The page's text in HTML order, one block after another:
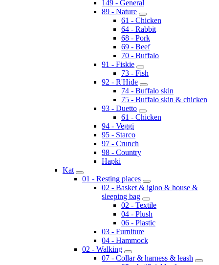
149 - General
89 - Nature
61 - Chicken
64 - Rabbit
68 - Pork
69 - Beef
70 - Buffalo
91 - Fiskie
73 - Fish
92 - R'Hide
74 - Buffalo skin
75 - Buffalo skin & chicken
93 - Duetto
61 - Chicken
94 - Veggi
95 - Starco
97 - Crunch
98 - Country
Hapki
Kat
01 - Resting places
02 - Basket & igloo & house &
sleeping bag
02 - Textile
04 - Plush
06 - Plastic
03 - Furniture
04 - Hammock
02 - Walking
07 - Collar & harness & leash